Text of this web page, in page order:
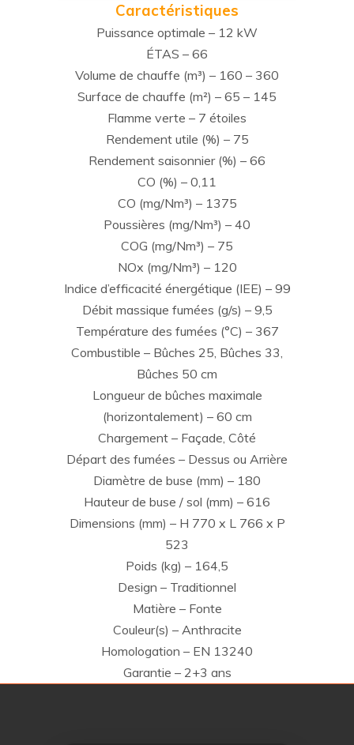
Caractéristiques
Puissance optimale – 12 kW
ÉTAS – 66
Volume de chauffe (m³) – 160 – 360
Surface de chauffe (m²) – 65 – 145
Flamme verte – 7 étoiles
Rendement utile (%) – 75
Rendement saisonnier (%) – 66
CO (%) – 0,11
CO (mg/Nm³) – 1375
Poussières (mg/Nm³) – 40
COG (mg/Nm³) – 75
NOx (mg/Nm³) – 120
Indice d’efficacité énergétique (IEE) – 99
Débit massique fumées (g/s) – 9,5
Température des fumées (°C) – 367
Combustible – Bûches 25, Bûches 33,
Bûches 50 cm
Longueur de bûches maximale
(horizontalement) – 60 cm
Chargement – Façade, Côté
Départ des fumées – Dessus ou Arrière
Diamètre de buse (mm) – 180
Hauteur de buse / sol (mm) – 616
Dimensions (mm) – H 770 x L 766 x P
523
Poids (kg) – 164,5
Design – Traditionnel
Matière – Fonte
Couleur(s) – Anthracite
Homologation – EN 13240
Garantie – 2+3 ans